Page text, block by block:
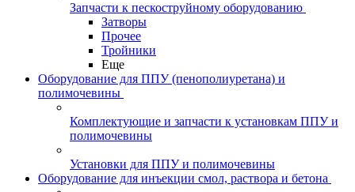
Запчасти к пескоструйному оборудованию
Затворы
Прочее
Тройники
Еще
Оборудование для ППУ (пенополиуретана) и
полимочевины
Комплектующие и запчасти к установкам ППУ и
полимочевины
Установки для ППУ и полимочевины
Оборудование для инъекции смол, раствора и бетона